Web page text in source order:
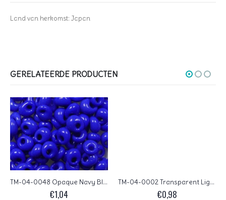
Land van herkomst: Japan
GERELATEERDE PRODUCTEN
TM-04-0048 Opaque Navy Blue Magatama 4 mm. TOHO
€1,04
TM-04-0002 Transparent Light Topaz Magatama 4 mm. TOHO
€0,98